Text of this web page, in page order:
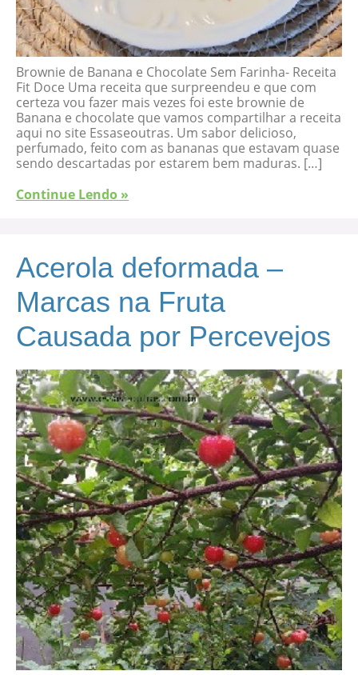
Brownie de Banana e Chocolate Sem Farinha- Receita
Fit Doce Uma receita que surpreendeu e que com
certeza vou fazer mais vezes foi este brownie de
Banana e chocolate que vamos compartilhar a receita
aqui no site Essaseoutras. Um sabor delicioso,
perfumado, feito com as bananas que estavam quase
sendo descartadas por estarem bem maduras. […]
Continue Lendo »
Acerola deformada –
Marcas na Fruta
Causada por Percevejos